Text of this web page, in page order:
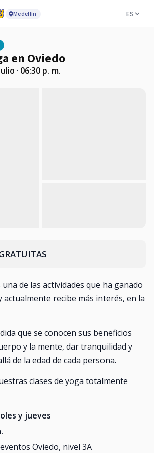
Medellín ES
en Oviedo
· 06:30 p. m.
de las actividades que ha ganado
actualmente recibe más interés, en la
que se conocen sus beneficios
y la mente, dar tranquilidad y
de la edad de cada persona.
clases de yoga totalmente
y jueves
Oviedo, nivel 3A